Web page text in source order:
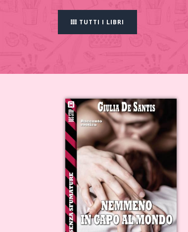
TUTTI I LIBRI